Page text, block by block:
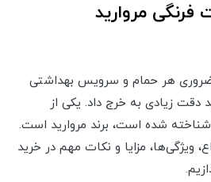
مروارید
ضروری هر حمام و سرویس بهداشتی
زیادی به خرج داد. یکی از
شناخته شده است، برند مروارید است.
ویژگی‌ها، مزایا و نکات مهم در خرید